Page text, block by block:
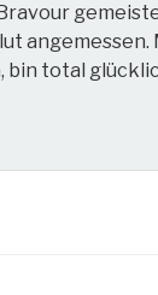
angemessen.
total